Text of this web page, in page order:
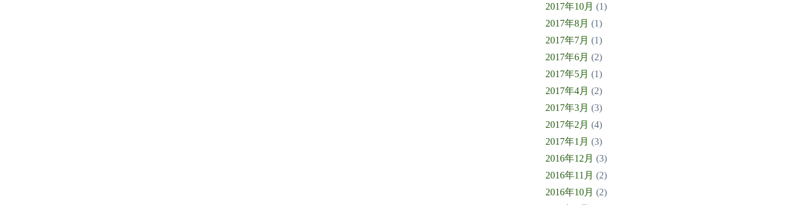
2017年10月 (1)
2017年8月 (1)
2017年7月 (1)
2017年6月 (2)
2017年5月 (1)
2017年4月 (2)
2017年3月 (3)
2017年2月 (4)
2017年1月 (3)
2016年12月 (3)
2016年11月 (2)
2016年10月 (2)